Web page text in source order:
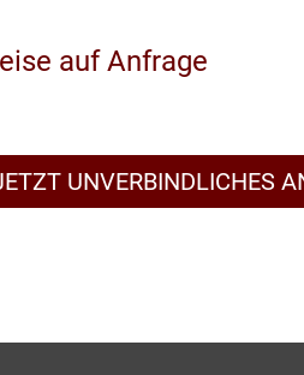
auf Anfrage
UNVERBINDLICHES